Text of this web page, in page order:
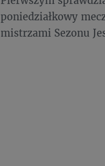
poniedziałkowy
mistrzami Sezonu